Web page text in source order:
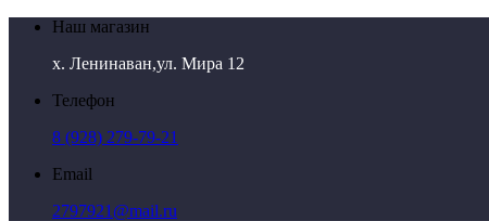
Наш магазин
х. Ленинаван,ул. Мира 12
Телефон
8 (928) 279-79-21
Email
2797921@mail.ru